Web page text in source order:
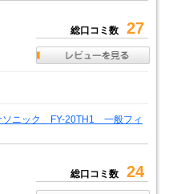
総口コミ数 27
ソニック FY-20TH1 一般フィ
総口コミ数 24